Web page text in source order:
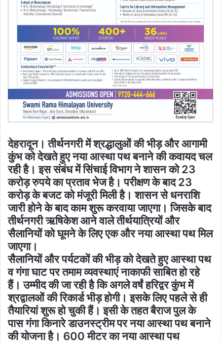
देहरादून। तीर्थनगरी में श्रद्धालुओं की भीड़ और आगामी
कुंभ को देखते हुए नया आस्था पथ बनाने की कवायद चल
रही है। इस संबंध में सिंचाई विभाग ने शासन को 23
करोड़ रुपये का प्रताव भेज है। परीक्षण के बाद 23
करोड़ के बजट को मंजूरी मिली है। शासन से धनराशि
जारी होने के बाद काम शुरू करवाया जाएगा। जिसके बाद
तीर्थनगरी ऋषिकेश आने वाले तीर्थयात्रियों और
सैलानियों को घूमने के लिए एक और नया आस्था पथ मिल
जाएगा।
सैलानियों और पर्यटकों की भीड़ को देखते हुए आस्था पथ
व गंगा घाट पर तमाम व्यवस्थाएं नाकाफी साबित हो रहे
हैं। उम्मीद की जा रही है कि अगले वर्षं हरिद्वर कुंभ में
श्रद्वालओं की रिकार्ड भीड़ होगी। इसके लिए पहले से ही
तैयारियां शुरू हो चुकी हैं। इसी के तहत बैराज पुल के
पास गंगा किनारे डाउनस्ट्रीम पर नया आस्था पथ बनाने
की योजना है। 600 मीटर का नया आस्था पथ